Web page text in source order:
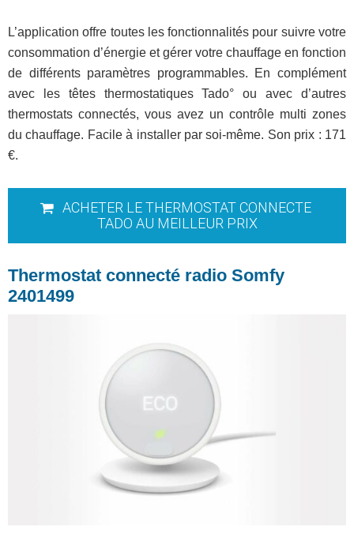
L’application offre toutes les fonctionnalités pour suivre votre
consommation d’énergie et gérer votre chauffage en fonction
de différents paramètres programmables. En complément
avec les têtes thermostatiques Tado° ou avec d’autres
thermostats connectés, vous avez un contrôle multi zones
du chauffage. Facile à installer par soi-même. Son prix : 171
€.
ACHETER LE THERMOSTAT CONNECTE
TADO AU MEILLEUR PRIX
Thermostat connecté radio Somfy
2401499